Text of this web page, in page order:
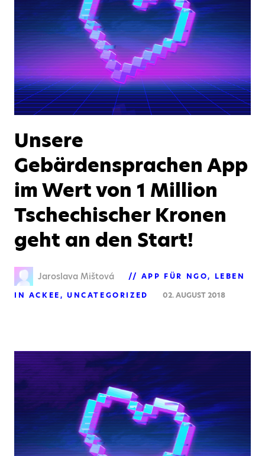
Unsere
Gebärdensprachen App
im Wert von 1 Million
Tschechischer Kronen
geht an den Start!
Jaroslava Mištová APP FÜR NGO
LEBEN
IN ACKEE
UNCATEGORIZED 02. AUGUST 2018